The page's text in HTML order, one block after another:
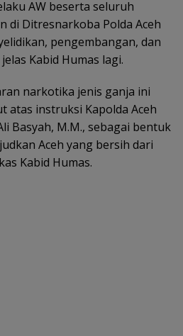
AW beserta seluruh
di Ditresnarkoba Polda Aceh
pengembangan, dan
Kabid Humas lagi.
narkotika jenis ganja ini
atas instruksi Kapolda Aceh
Basyah, M.M., sebagai bentuk
Aceh yang bersih dari
Kabid Humas.